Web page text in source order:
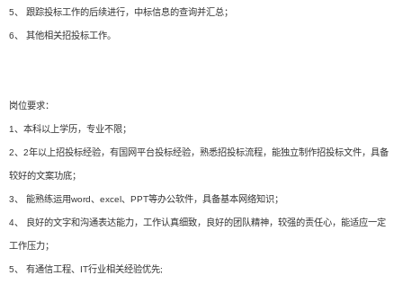
5、 跟踪投标工作的后续进行，中标信息的查询并汇总；
6、 其他相关招投标工作。
岗位要求：
1、本科以上学历，专业不限；
2、2年以上招投标经验，有国网平台投标经验，熟悉招投标流程，能独立制作招投标文件，具备
较好的文案功底；
3、 能熟练运用word、excel、PPT等办公软件，具备基本网络知识；
4、 良好的文字和沟通表达能力，工作认真细致，良好的团队精神，较强的责任心，能适应一定
工作压力；
5、 有通信工程、IT行业相关经验优先;